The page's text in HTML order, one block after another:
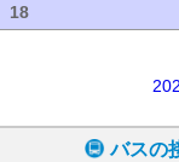
18
バスの